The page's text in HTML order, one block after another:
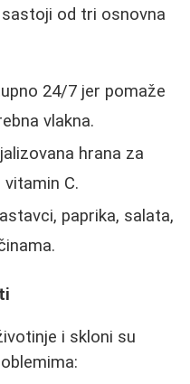
od tri osnovna
24/7 jer pomaže
vlakna.
hrana za
C.
paprika, salata,
i skloni su